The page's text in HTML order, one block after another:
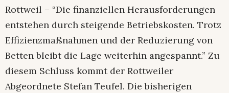
Rottweil – “Die finanziellen Herausforderungen
entstehen durch steigende Betriebskosten. Trotz
Effizienzmaßnahmen und der Reduzierung von
Betten bleibt die Lage weiterhin angespannt.” Zu
diesem Schluss kommt der Rottweiler
Abgeordnete Stefan Teufel. Die bisherigen